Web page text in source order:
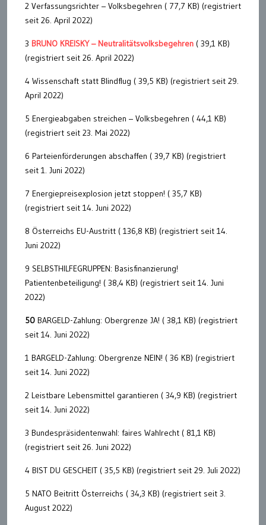
2 Verfassungsrichter – Volksbegehren ( 77,7 KB) (registriert
seit 26. April 2022)
3 BRUNO KREISKY – Neutralitätsvolksbegehren ( 39,1 KB)
(registriert seit 26. April 2022)
4 Wissenschaft statt Blindflug ( 39,5 KB) (registriert seit 29.
April 2022)
5 Energieabgaben streichen – Volksbegehren ( 44,1 KB)
(registriert seit 23. Mai 2022)
6 Parteienförderungen abschaffen ( 39,7 KB) (registriert
seit 1. Juni 2022)
7 Energiepreisexplosion jetzt stoppen! ( 35,7 KB)
(registriert seit 14. Juni 2022)
8 Österreichs EU-Austritt ( 136,8 KB) (registriert seit 14.
Juni 2022)
9 SELBSTHILFEGRUPPEN: Basisfinanzierung!
Patientenbeteiligung! ( 38,4 KB) (registriert seit 14. Juni
2022)
50 BARGELD-Zahlung: Obergrenze JA! ( 38,1 KB) (registriert
seit 14. Juni 2022)
1 BARGELD-Zahlung: Obergrenze NEIN! ( 36 KB) (registriert
seit 14. Juni 2022)
2 Leistbare Lebensmittel garantieren ( 34,9 KB) (registriert
seit 14. Juni 2022)
3 Bundespräsidentenwahl: faires Wahlrecht ( 81,1 KB)
(registriert seit 26. Juni 2022)
4 BIST DU GESCHEIT ( 35,5 KB) (registriert seit 29. Juli 2022)
5 NATO Beitritt Österreichs ( 34,3 KB) (registriert seit 3.
August 2022)